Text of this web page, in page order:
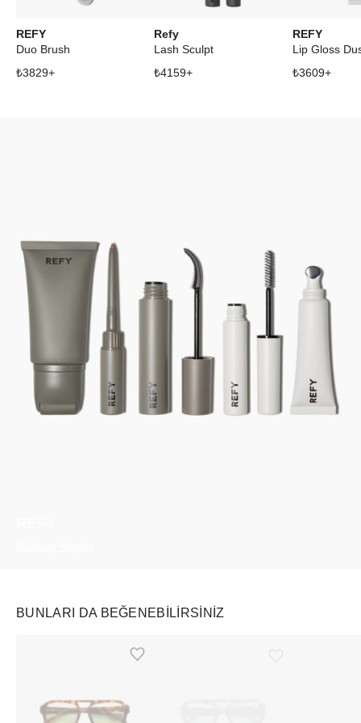
REFY
Duo Brush
₺3829+
Refy
Lash Sculpt
₺4159+
REFY
Lip Gloss
₺3609+
BUNLARI DA BEĞENEBILIRSINIZ
Ürünü istek listesine ekle veya listeden çıkar Ürünü istek listesine ekle veya listeden çıkar